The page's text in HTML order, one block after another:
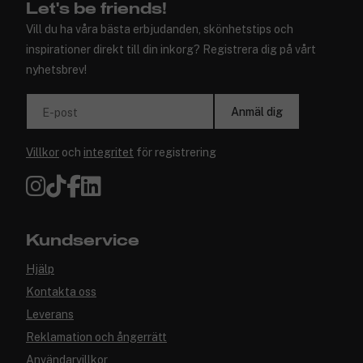
Let's be friends!
Vill du ha våra bästa erbjudanden, skönhetstips och
inspirationer direkt till din inkorg? Registrera dig på vårt
nyhetsbrev!
E-post Anmäl dig
Villkor och integritet för registrering
Kundservice
Hjälp
Kontakta oss
Leverans
Reklamation och ångerrätt
Användarvillkor